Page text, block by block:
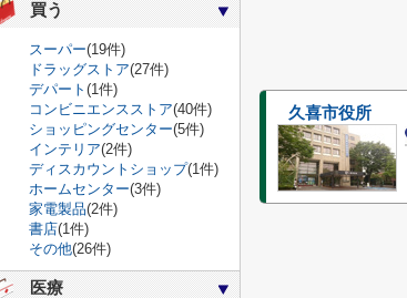
久喜市役所
買う
スーパー(19件)
ドラッグストア(27件)
デパート (1件)
コンビニエンスストア(40件)
ショッピングセンター(5件)
インテリア(2件)
ディスカウントショップ(1件)
ホームセンター(3件)
家電製品(2件)
書店(1件)
その他(26件)
医療